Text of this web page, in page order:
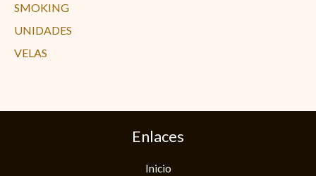
SMOKING
UNIDADES
VELAS
Enlaces
Inicio